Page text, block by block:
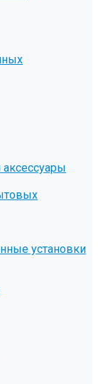
установки